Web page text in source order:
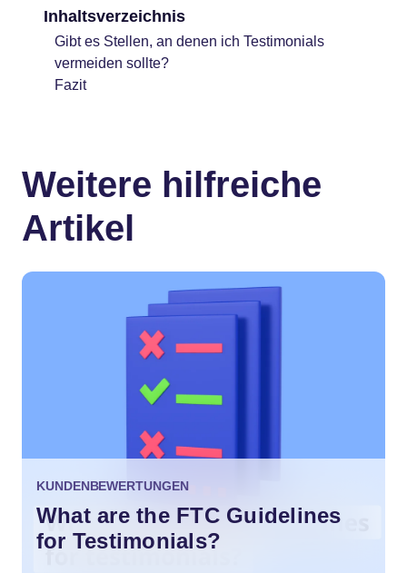
Inhaltsverzeichnis
Gibt es Stellen, an denen ich Testimonials
vermeiden sollte?
Fazit
Weitere hilfreiche
Artikel
KUNDENBEWERTUNGEN
What are the FTC Guidelines
for Testimonials?